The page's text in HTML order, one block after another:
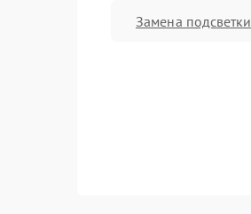
Замена подсветки